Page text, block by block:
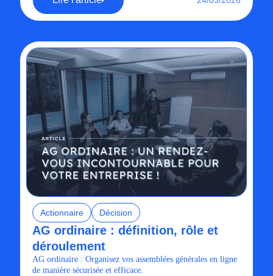
Actionnaire Décision
AG ordinaire : définition, rôle et
déroulement
AG ordinaire : Organisez vos assemblées générales en ligne
de manière sécurisée et efficace.